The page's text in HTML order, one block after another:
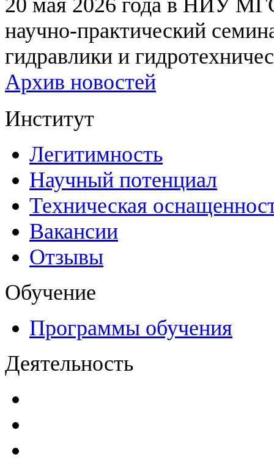
научно-практический
гидравлики и
Архив новостей
Институт
Легитимность
Научный потенциал
Техническая
Вакансии
Отзывы
Обучение
Программы обучения
Деятельность